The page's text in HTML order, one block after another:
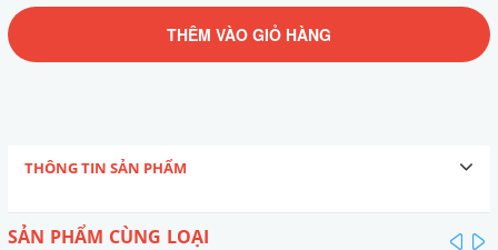
THÊM VÀO GIỎ HÀNG
THÔNG TIN SẢN PHẨM
SẢN PHẨM CÙNG LOẠI